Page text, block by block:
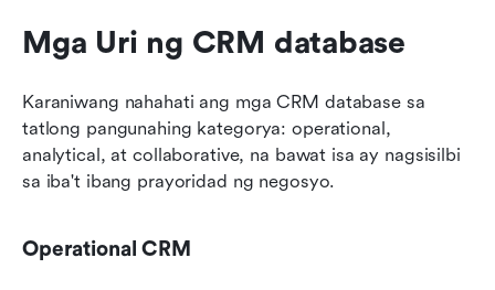
Mga Uri ng CRM database
Karaniwang nahahati ang mga CRM database sa
tatlong pangunahing kategorya: operational,
analytical, at collaborative, na bawat isa ay nagsisilbi
sa iba't ibang prayoridad ng negosyo.
Operational CRM